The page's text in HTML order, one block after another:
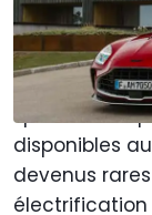
L’ Aston
sportives les
disponibles
devenus
électrification